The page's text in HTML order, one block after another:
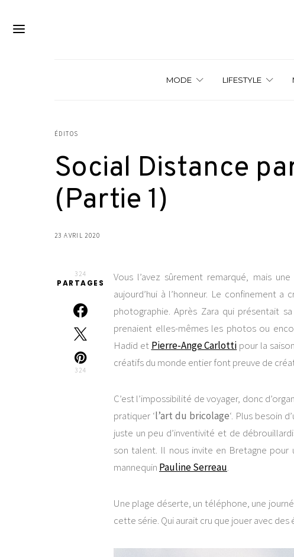
MODE LIFESTYLE
ÉDITOS
Social Distance
(Partie 1)
23 AVRIL 2020
324
PARTAGES
324
Vous l’avez sûrement remarqué, mais
aujourd’hui à l’honneur. Le confinement
photographie. Après Zara qui présentait
prenaient elles-mêmes les photos ou
Hadid et Pierre-Ange Carlotti pour la
créatifs du monde entier font preuve de
C’est l’impossibilité de voyager, donc
pratiquer ‘l’art du bricolage‘. Plus besoin
juste un peu d’inventivité et de
son talent. Il nous invite en Bretagne pour
mannequin Pauline Serreau.
Une plage déserte, un téléphone, une
cette série. Qui aurait cru que jouer avec